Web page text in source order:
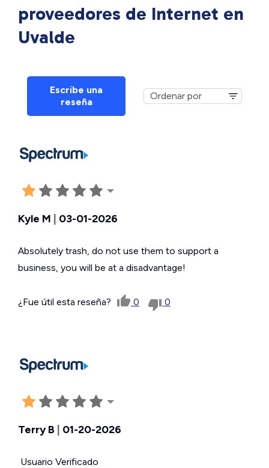
proveedores de Internet en
Uvalde
Escribe una
reseña
Kyle M 03-01-2026
Absolutely trash, do not use them to support a
business, you will be at a disadvantage!
¿Fue útil esta reseña? 0 0
Terry B | 01-20-2026
Usuario Verificado